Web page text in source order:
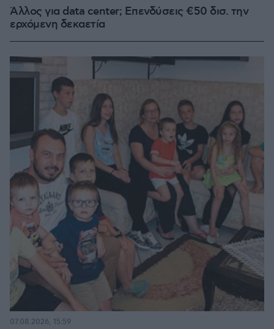
Άλλος για data center; Επενδύσεις €50 δισ. την
ερχόμενη δεκαετία
07.08.2026, 15:59